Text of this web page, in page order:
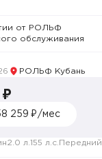
от РОЛЬФ
обслуживания
РОЛЬФ Кубань
₽
259 ₽/мес
2.0 л. 155 л.с. Передний